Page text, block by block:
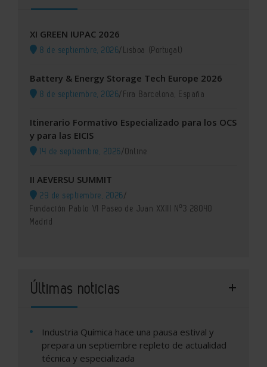
XI GREEN IUPAC 2026
8 de septiembre, 2026/Lisboa (Portugal)
Battery & Energy Storage Tech Europe 2026
8 de septiembre, 2026/Fira Barcelona, España
Itinerario Formativo Especializado para los OCS
y para las EICIS
14 de septiembre, 2026/Online
II AEVERSU SUMMIT
29 de septiembre, 2026/
Fundación Pablo VI Paseo de Juan XXIII Nº3 28040
Madrid
Últimas noticias
Industria Química hace una pausa estival y
prepara un septiembre repleto de actualidad
técnica y especializada